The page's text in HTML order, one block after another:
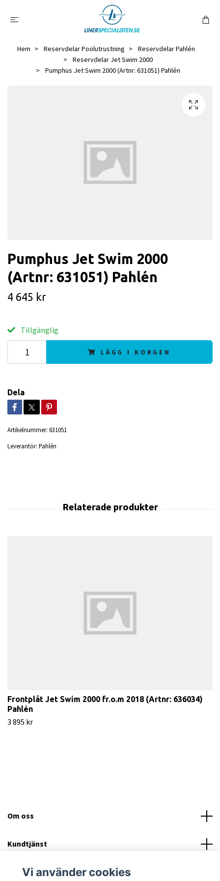
Hem Reservdelar Poolutrustning
Reservdelar Pahlén
Reservdelar Jet Swim 2000
Pumphus Jet Swim 2000 (Artnr: 631051) Pahlén
Pumphus Jet Swim 2000
(Artnr: 631051) Pahlén
4 645 kr
Tillgänglig
LÄGG I KORGEN
Dela
Artikelnummer: 631051
Leverantör: Pahlén
Frontplåt Jet Swim 2000 fr.o.m 2018 (Artnr: 636034)
Pahlén
3 895 kr
Om oss
Kundtjänst
Läs merVi använder cookies